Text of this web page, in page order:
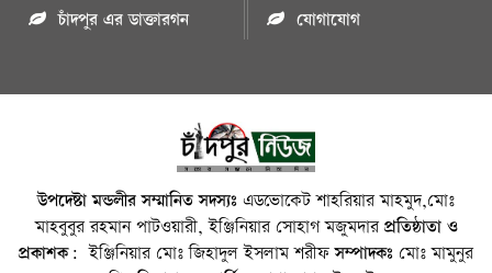
চাঁদপুর এর ডাক্তারগন
যোগাযোগ
উপদেষ্টা মন্ডলীর সম্মানিত সদস্যঃ এডভোকেট শাহরিয়ার মাহমুদ,মোঃ
মাহবুবুর রহমান পাটওয়ারী, ইঞ্জিনিয়ার সোহাগ মজুমদারপ্রতিষ্ঠাতা ও
প্রকাশক: ইঞ্জিনিয়ার মোঃ জিহাদুল ইসলাম শরীফসম্পাদকঃ মোঃ মামুনুর